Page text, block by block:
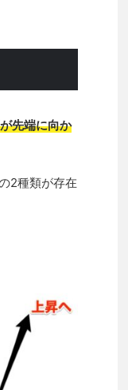
先端に向か
2種類が存在